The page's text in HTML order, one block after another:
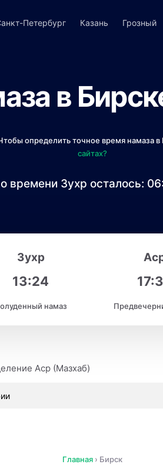
Петербург Казань Грозный
в
определить точное время намаза в
сайтах?
времени Зухр осталось:
Зухр
13:24
намаз
Аср (Мазхаб)
Главная › Бирск